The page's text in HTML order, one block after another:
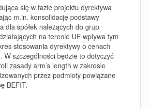
się w fazie projektu dyrektywa
m.in. konsolidację podstawy
dla spółek należących do grup
na terenie UE wpływa tym
stosowania dyrektywy o cenach
W szczególności będzie to dotyczyć
zasady arm’s length w zakresie
przez podmioty powiązane
BEFIT.